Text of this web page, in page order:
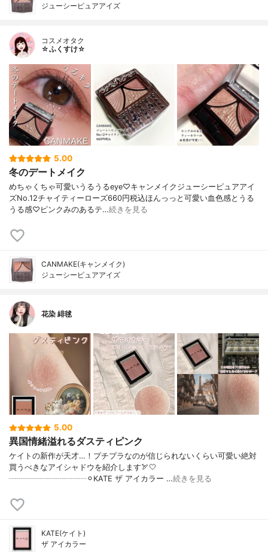
ジューシーピュアアイズ
コスメオタク
☆ふくすけ☆
5.00
冬のデートメイク
めちゃくちゃ可愛いうるうるeye♡キャンメイクジューシーピュアアイ
ズNo.12チャイティーローズ660円税込ほんっっと可愛い血色感とうる
うる感♡ピンクみのあるテ…続きを見る
CANMAKE(キャンメイク)
ジューシーピュアアイズ
花染 緋毬
5.00
異国情緒溢れるダスティピンク
ケイトの新作が天才…！プチプラなのが信じられないくらい可愛い絶対
買うべきなアイシャドウを紹介します🏹🤍
┈┈┈┈┈┈┈┈┈┈⚪︎KATE ザ アイカラー …続きを見る
KATE(ケイト)
ザ アイカラー